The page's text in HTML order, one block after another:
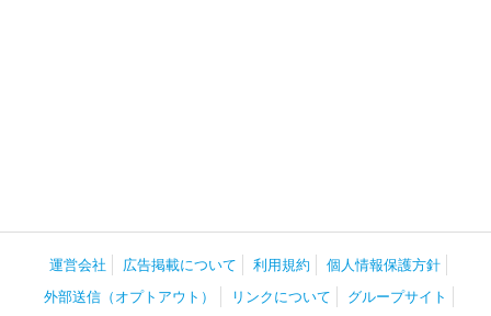
運営会社 広告掲載について 利用規約
個人情報保護方針
外部送信（オプトアウト）
リンクについて
グループサイト